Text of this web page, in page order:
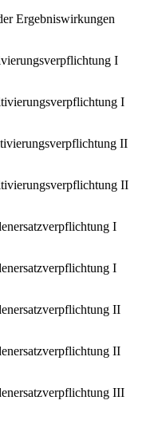
Ergebniswirkungen
I
I
II
II
I
I
II
II
III